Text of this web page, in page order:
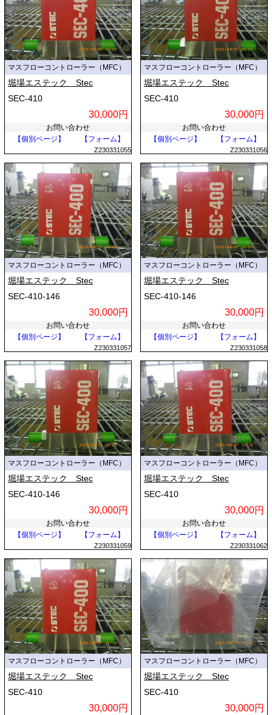
マスフローコントローラー（MFC）
堀場エステック Stec
SEC-410
30,000円
お問い合わせ
【個別ページ】
【フォーム】
Z230331055
マスフローコントローラー（MFC）
堀場エステック Stec
SEC-410
30,000円
お問い合わせ
【個別ページ】
【フォーム】
Z230331056
マスフローコントローラー（MFC）
堀場エステック Stec
SEC-410-146
30,000円
お問い合わせ
【個別ページ】
【フォーム】
Z230331057
マスフローコントローラー（MFC）
堀場エステック Stec
SEC-410-146
30,000円
お問い合わせ
【個別ページ】
【フォーム】
Z230331058
マスフローコントローラー（MFC）
堀場エステック Stec
SEC-410-146
30,000円
お問い合わせ
【個別ページ】
【フォーム】
Z230331059
マスフローコントローラー（MFC）
堀場エステック Stec
SEC-410
30,000円
お問い合わせ
【個別ページ】
【フォーム】
Z230331062
マスフローコントローラー（MFC）
堀場エステック Stec
SEC-410
30,000円
マスフローコントローラー（MFC）
堀場エステック Stec
SEC-410
30,000円